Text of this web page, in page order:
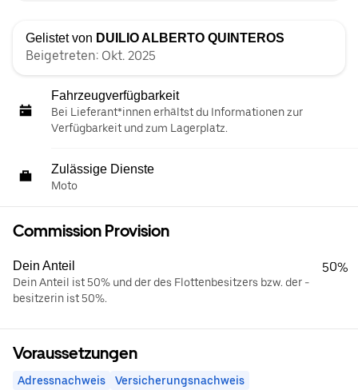
Gelistet von DUILIO ALBERTO QUINTEROS
Beigetreten: Okt. 2025
Fahrzeugverfügbarkeit
Bei Lieferant*innen erhältst du Informationen zur
Verfügbarkeit und zum Lagerplatz.
Zulässige Dienste
Moto
Commission Provision
Dein Anteil
Dein Anteil ist 50% und der des Flottenbesitzers bzw. der -
besitzerin ist 50%.
50%
Voraussetzungen
Adressnachweis
Versicherungsnachweis